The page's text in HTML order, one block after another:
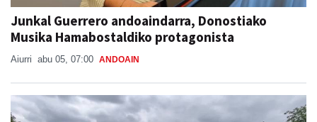
Junkal Guerrero andoaindarra, Donostiako
Musika Hamabostaldiko protagonista
Aiurri abu 05, 07:00 ANDOAIN